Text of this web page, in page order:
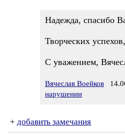
Надежда, спасибо
Творческих
С уважением,
Вячеслав Воейков
нарушении
+ добавить замечания